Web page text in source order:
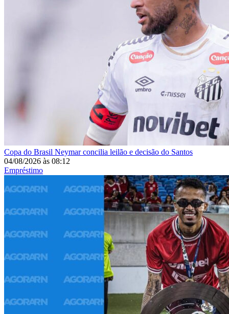
Copa do Brasil Neymar concilia leilão e decisão do Santos
04/08/2026 às 08:12
Empréstimo